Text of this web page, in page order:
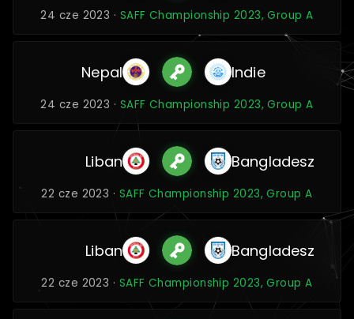
24 cze 2023 · SAFF Championship 2023, Group A
Nepal Indie
24 cze 2023 · SAFF Championship 2023, Group A
Liban Bangladesz
22 cze 2023 · SAFF Championship 2023, Group A
Liban Bangladesz
22 cze 2023 · SAFF Championship 2023, Group A